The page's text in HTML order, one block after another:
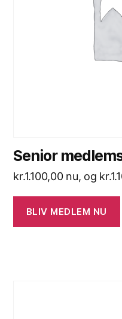
Senior
kr.1.100,00 nu, og kr.
BLIV MEDLEM NU